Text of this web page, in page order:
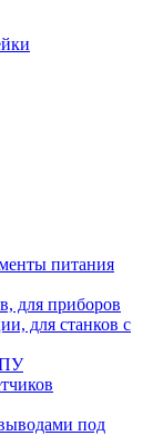
питания
для приборов
для станков с
под